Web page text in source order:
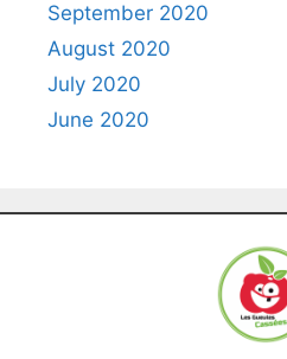
September 2020
August 2020
July 2020
June 2020